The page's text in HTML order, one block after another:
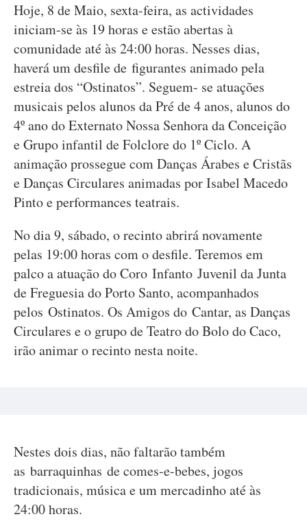
Hoje, 8 de Maio, sexta-feira, as actividades
iniciam-se às 19 horas e estão abertas à
comunidade até às 24:00 horas. Nesses dias,
haverá um desfile de figurantes animado pela
estreia dos “Ostinatos”. Seguem- se atuações
musicais pelos alunos da Pré de 4 anos, alunos do
4º ano do Externato Nossa Senhora da Conceição
e Grupo infantil de Folclore do 1º Ciclo. A
animação prossegue com Danças Árabes e Cristãs
e Danças Circulares animadas por Isabel Macedo
Pinto e performances teatrais.
No dia 9, sábado, o recinto abrirá novamente
pelas 19:00 horas com o desfile. Teremos em
palco a atuação do Coro Infanto Juvenil da Junta
de Freguesia do Porto Santo, acompanhados
pelos Ostinatos. Os Amigos do Cantar, as Danças
Circulares e o grupo de Teatro do Bolo do Caco,
irão animar o recinto nesta noite.
Nestes dois dias, não faltarão também
as barraquinhas de comes-e-bebes, jogos
tradicionais, música e um mercadinho até às
24:00 horas.